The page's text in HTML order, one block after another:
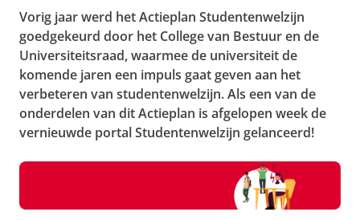
Vorig jaar werd het Actieplan Studentenwelzijn
goedgekeurd door het College van Bestuur en de
Universiteitsraad, waarmee de universiteit de
komende jaren een impuls gaat geven aan het
verbeteren van studentenwelzijn. Als een van de
onderdelen van dit Actieplan is afgelopen week de
vernieuwde portal Studentenwelzijn gelanceerd!